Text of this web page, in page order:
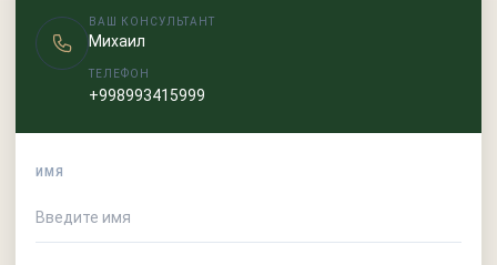
ВАШ КОНСУЛЬТАНТ
Михаил
ТЕЛЕФОН
+998993415999
ИМЯ